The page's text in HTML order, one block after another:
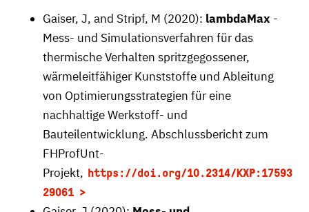
Gaiser, J, and Stripf, M (2020): lambdaMax -
Mess- und Simulationsverfahren für das
thermische Verhalten spritzgegossener,
wärmeleitfähiger Kunststoffe und Ableitung
von Optimierungsstrategien für eine
nachhaltige Werkstoff- und
Bauteilentwicklung. Abschlussbericht zum
FHProfUnt-
Projekt, https://doi.org/10.2314/KXP:17593
29061